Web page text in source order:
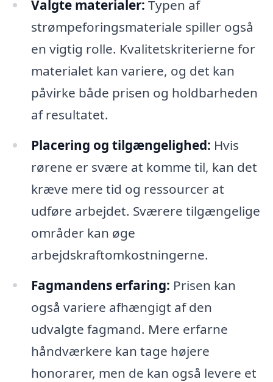
Valgte materialer: Typen af
strømpeforingsmateriale spiller også
en vigtig rolle. Kvalitetskriterierne for
materialet kan variere, og det kan
påvirke både prisen og holdbarheden
af resultatet.
Placering og tilgængelighed: Hvis
rørene er svære at komme til, kan det
kræve mere tid og ressourcer at
udføre arbejdet. Sværere tilgængelige
områder kan øge
arbejdskraftomkostningerne.
Fagmandens erfaring: Prisen kan
også variere afhængigt af den
udvalgte fagmand. Mere erfarne
håndværkere kan tage højere
honorarer, men de kan også levere et